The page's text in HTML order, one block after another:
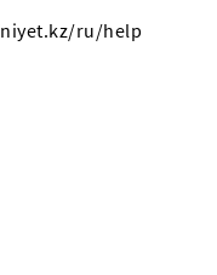
ru/help